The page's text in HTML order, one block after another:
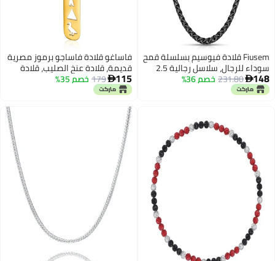
Fiusem قلادة فيوسيم بسلسلة قمح
سوداء للرجال، سلاسل رجالية 2.5
مم، سلاسل من الفولاذ المقاوم
للصدأ للرجال والأولاد والنساء،
148
231.80خصم 36%
فاساغو قلادة فاساجو برموز مصرية
قديمة، قلادة عنخ الصليب، قلادة
عين حورس، قلادة أهرامات مصرية
عتيقة، قلادة نصف الشمس، قلادة
الفولاذ المقاوم للصدأ
115
179 خصم 35%